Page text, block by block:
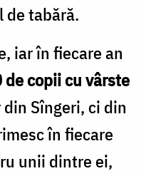
de tabără.
, iar în fiecare an
de copii cu vârste
din Sîngeri, ci din
în fiecare
unii dintre ei,